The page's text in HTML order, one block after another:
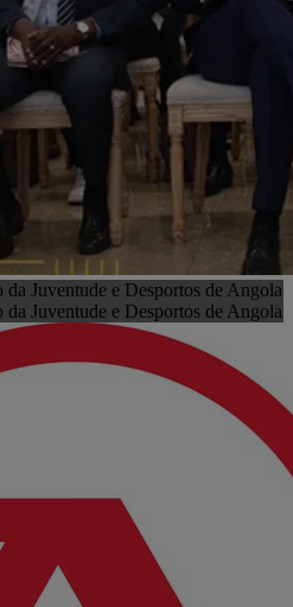
Juventude e Desportos de Angola
Juventude e Desportos de Angola